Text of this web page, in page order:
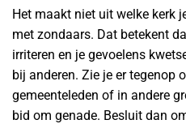
Het maakt niet uit welke kerk
met zondaars. Dat betekent
irriteren en je gevoelens
bij anderen. Zie je er tegenop
gemeenteleden of in andere
bid om genade. Besluit dan